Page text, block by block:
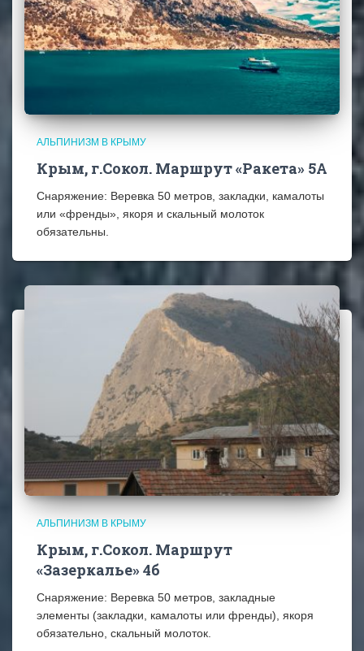
АЛЬПИНИЗМ В КРЫМУ
Крым, г.Сокол. Маршрут «Ракета» 5А
Снаряжение: Веревка 50 метров, закладки, камалоты
или «френды», якоря и скальный молоток
обязательны.
АЛЬПИНИЗМ В КРЫМУ
Крым, г.Сокол. Маршрут
«Зазеркалье» 4б
Снаряжение: Веревка 50 метров, закладные
элементы (закладки, камалоты или френды), якоря
обязательно, скальный молоток.